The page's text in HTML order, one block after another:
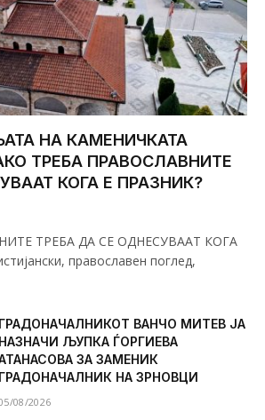
НА КАМЕНИЧКАТА
ТРЕБА ПРАВОСЛАВНИТЕ
КОГА Е ПРАЗНИК?
ТРЕБА ДА СЕ ОДНЕСУВААТ КОГА
православен поглед,
ГРАДОНАЧАЛНИКОТ ВАНЧО МИТЕВ ЈА
НАЗНАЧИ ЉУПКА ЃОРГИЕВА
ЗА ЗАМЕНИК
ГРАДОНАЧАЛНИК НА ЗРНОВЦИ
08/2026